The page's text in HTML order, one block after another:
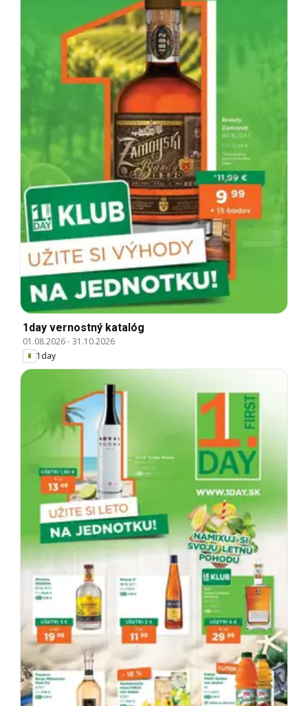
1day vernostný katalóg
01.08.2026-31.10.2026
1day